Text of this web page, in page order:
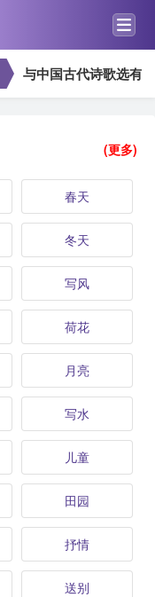
与中国古代诗歌选有
(更多)
春天
冬天
写风
荷花
月亮
写水
儿童
田园
抒情
送别